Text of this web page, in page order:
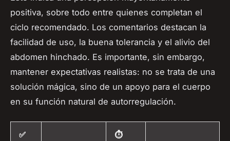
positiva, sobre todo entre quienes completan el
ciclo recomendado. Los comentarios destacan la
facilidad de uso, la buena tolerancia y el alivio del
abdomen hinchado. Es importante, sin embargo,
mantener expectativas realistas: no se trata de una
solución mágica, sino de un apoyo para el cuerpo
en su función natural de autorregulación.
✅ ⏱️